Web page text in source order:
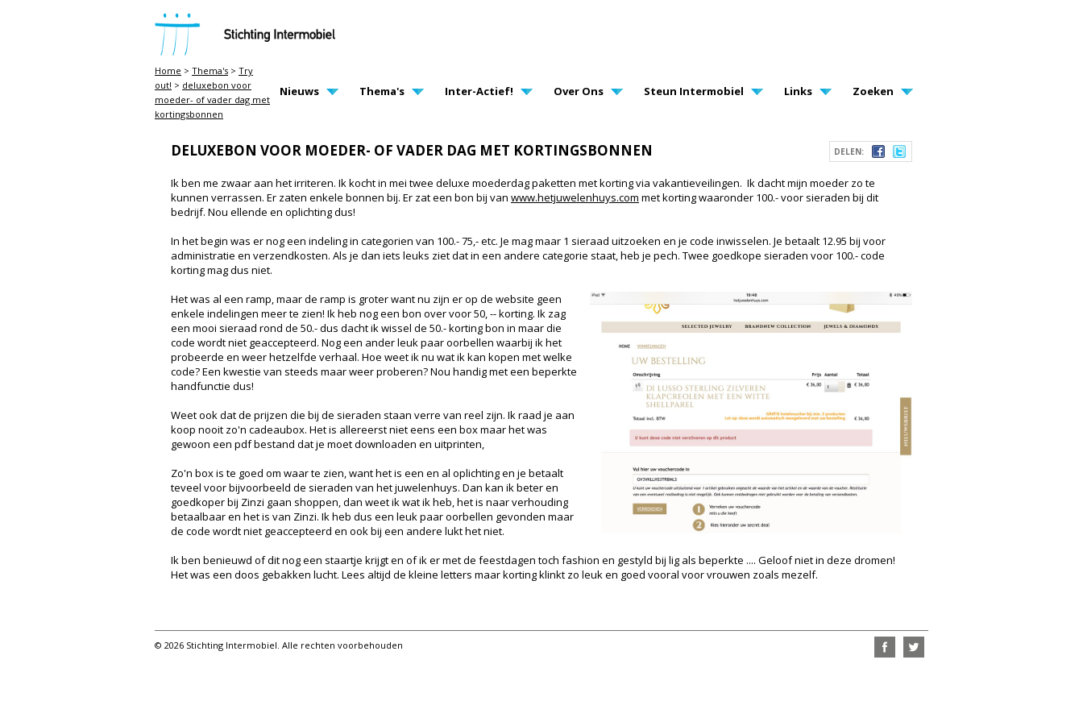
STICHTING INTERMOBIEL
MAIN PAGE NAVIGATION
Nieuws Thema's Inter-Actief! Over Ons Steun Intermobiel Links Zoeken
Home > Thema's > Try
out! > deluxebon voor
moeder- of vader dag met
kortingsbonnen
DELEN:
DELUXEBON VOOR MOEDER- OF VADER DAG MET KORTINGSBONNEN
Ik ben me zwaar aan het irriteren. Ik kocht in mei twee deluxe moederdag paketten met korting via vakantieveilingen. Ik dacht mijn moeder zo te
kunnen verrassen. Er zaten enkele bonnen bij. Er zat een bon bij van www.hetjuwelenhuys.com met korting waaronder 100.- voor sieraden bij dit
bedrijf. Nou ellende en oplichting dus!
In het begin was er nog een indeling in categorien van 100.- 75,- etc. Je mag maar 1 sieraad uitzoeken en je code inwisselen. Je betaalt 12.95 bij voor
administratie en verzendkosten. Als je dan iets leuks ziet dat in een andere categorie staat, heb je pech. Twee goedkope sieraden voor 100.- code
korting mag dus niet.
Het was al een ramp, maar de ramp is groter want nu zijn er op de website geen
enkele indelingen meer te zien! Ik heb nog een bon over voor 50, -- korting. Ik zag
een mooi sieraad rond de 50.- dus dacht ik wissel de 50.- korting bon in maar die
code wordt niet geaccepteerd. Nog een ander leuk paar oorbellen waarbij ik het
probeerde en weer hetzelfde verhaal. Hoe weet ik nu wat ik kan kopen met welke
code? Een kwestie van steeds maar weer proberen? Nou handig met een beperkte
handfunctie dus!
Weet ook dat de prijzen die bij de sieraden staan verre van reel zijn. Ik raad je aan
koop nooit zo'n cadeaubox. Het is allereerst niet eens een box maar het was
gewoon een pdf bestand dat je moet downloaden en uitprinten,
Zo'n box is te goed om waar te zien, want het is een en al oplichting en je betaalt
teveel voor bijvoorbeeld de sieraden van het juwelenhuys. Dan kan ik beter en
goedkoper bij Zinzi gaan shoppen, dan weet ik wat ik heb, het is naar verhouding
betaalbaar en het is van Zinzi. Ik heb dus een leuk paar oorbellen gevonden maar
de code wordt niet geaccepteerd en ook bij een andere lukt het niet.
Ik ben benieuwd of dit nog een staartje krijgt en of ik er met de feestdagen toch fashion en gestyld bij lig als beperkte .... Geloof niet in deze dromen!
Het was een doos gebakken lucht. Lees altijd de kleine letters maar korting klinkt zo leuk en goed vooral voor vrouwen zoals mezelf.
© 2026 Stichting Intermobiel. Alle rechten voorbehouden